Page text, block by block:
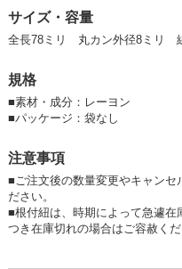
サイズ・容量
全長78ミリ 丸カン外径8ミリ
規格
■素材・成分：レーヨン
■パッケージ：袋なし
注意事項
■ご注文後の数量変更やキャンセ
ださい。
■根付紐は、時期によって急遽在
つき在庫切れの場合はご容赦くだ